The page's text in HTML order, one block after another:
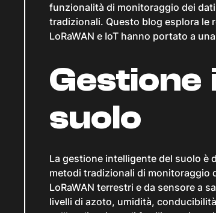
funzionalità di monitoraggio dei
tradizionali. Questo blog esplora le
LoRaWAN e IoT hanno portato a
Gestione
suolo
La gestione intelligente del suolo è
metodi tradizionali di monitoraggio
LoRaWAN terrestri e da sensore a
livelli di azoto, umidità,